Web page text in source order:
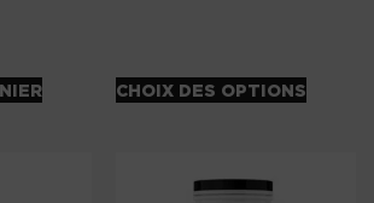
CHOIX DES OPTIONS